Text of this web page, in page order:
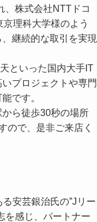
、株式会社NTTドコ
理科大学様のよう
継続的な取引を実現
といった国内大手IT
プロジェクトや専門
です。
ら徒歩30秒の場所
ので、是非ご来店く
安芸銀治氏の”Jリー
を感じ、パートナー